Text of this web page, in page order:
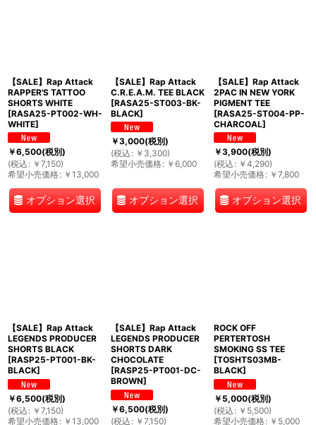
【SALE】Rap Attack
RAPPER'S TATTOO
SHORTS WHITE
[RASA25-PT002-WH-
WHITE]
￥6,500(税別)
(税込 : ￥ 7,150)
希望小売価格: ￥ 13,000
オプション選択
【SALE】Rap Attack
C.R.E.A.M. TEE BLACK
[RASA25-ST003-BK-
BLACK]
￥3,000(税別)
(税込 : ￥ 3,300)
希望小売価格: ￥ 6,000
オプション選択
【SALE】Rap Attack
2PAC IN NEW YORK
PIGMENT TEE
[RASA25-ST004-PP-
CHARCOAL]
￥3,900(税別)
(税込 : ￥ 4,290)
希望小売価格: ￥ 7,800
オプション選択
【SALE】Rap Attack
LEGENDS PRODUCER
SHORTS BLACK
[RASP25-PT001-BK-
BLACK]
￥6,500(税別)
(税込 : ￥ 7,150)
希望小売価格: ￥ 13,000
【SALE】Rap Attack
LEGENDS PRODUCER
SHORTS DARK
CHOCOLATE
[RASP25-PT001-DC-
BROWN]
￥6,500(税別)
(税込 : ￥ 7,150)
ROCK OFF
PERTERTOSH
SMOKING SS TEE
[TOSHTS03MB-
BLACK]
￥5,000(税別)
(税込 : ￥ 5,500)
希望小売価格: ￥ 5,000